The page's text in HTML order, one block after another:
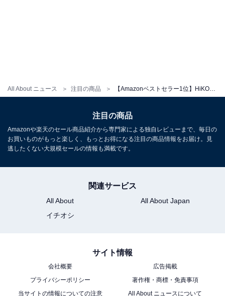
All About ニュース 注目の商品
【セット買い】 HiKOKI(ハイコーキ) 18V充電式ランダム
サンダ SV1813DA(NN) + スターターキット3
Amazonで見る
HiKOKI(ハイコーキ)「P18DSL(NN)」
HiKOKI(ハイコーキ) 18V かんな P18DSL 刃幅82mm 替刃
式 バッテリー・充電器別売り P18DSL(NN)
注目の商品
Amazonや楽天のセール商品紹介から専門家による独自レビューまで、毎日の
お買いものがもっと楽しく、もっとお得になる注目の商品情報をお届け。見
逃したくない大規模セールの情報も満載です。
関連サービス
All About
All About Japan
イチオシ
サイト情報
会社概要
広告掲載
プライバシーポリシー
著作権・商標・免責事項
当サイトの情報についての注意
All About ニュースについて